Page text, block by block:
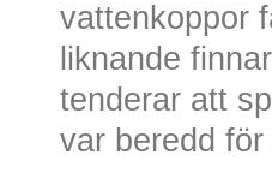
vattenkoppor
liknande
tenderar att
var beredd